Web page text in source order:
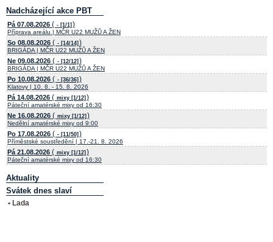
Nadcházející akce PBT
Pá 07.08.2026 ( - [1/1] )
Příprava areálu | MČR U22 MUŽŮ A ŽEN
So 08.08.2026 ( - [14/14] )
BRIGÁDA | MČR U22 MUŽŮ A ŽEN
Ne 09.08.2026 ( - [12/12] )
BRIGÁDA | MČR U22 MUŽŮ A ŽEN
Po 10.08.2026 ( - [36/36] )
Klatovy | 10. 8. - 15. 8. 2026
Pá 14.08.2026 ( mixy [1/12] )
Páteční amatérské mixy od 16:30
Ne 16.08.2026 ( mixy [1/12] )
Nedělní amatérské mixy od 9:00
Po 17.08.2026 ( - [11/50] )
Příměstské soustředění | 17.-21. 8. 2026
Pá 21.08.2026 ( mixy [1/12] )
Páteční amatérské mixy od 16:30
Aktuality
Svátek dnes slaví
• Lada